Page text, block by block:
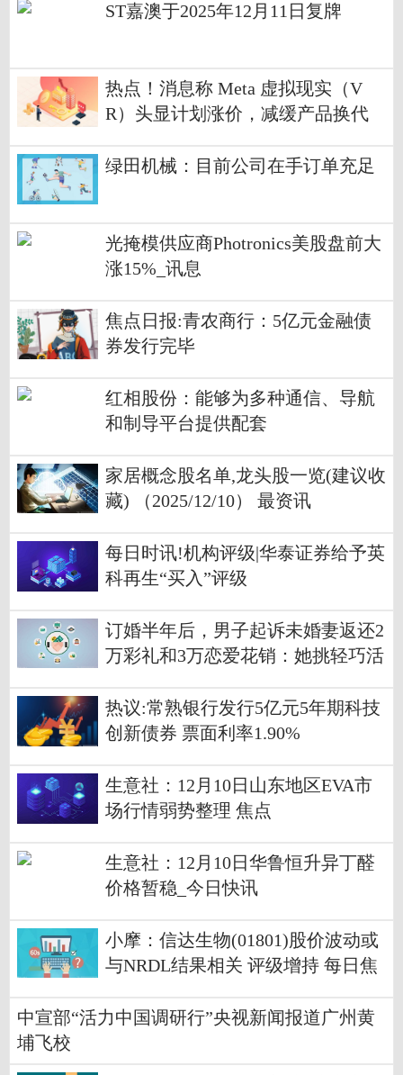
ST嘉澳于2025年12月11日复牌
热点！消息称 Meta 虚拟现实（V
R）头显计划涨价，减缓产品换代
绿田机械：目前公司在手订单充足
光掩模供应商Photronics美股盘前大
涨15%_讯息
焦点日报:青农商行：5亿元金融债
券发行完毕
红相股份：能够为多种通信、导航
和制导平台提供配套
家居概念股名单,龙头股一览(建议收
藏) （2025/12/10） 最资讯
每日时讯!机构评级|华泰证券给予英
科再生“买入”评级
订婚半年后，男子起诉未婚妻返还2
万彩礼和3万恋爱花销：她挑轻巧活
楚
热议:常熟银行发行5亿元5年期科技
创新债券 票面利率1.90%
生意社：12月10日山东地区EVA市
场行情弱势整理 焦点
生意社：12月10日华鲁恒升异丁醛
价格暂稳_今日快讯
小摩：信达生物(01801)股价波动或
与NRDL结果相关 评级增持 每日焦
中宣部“活力中国调研行”央视新闻报道广州黄
埔飞校